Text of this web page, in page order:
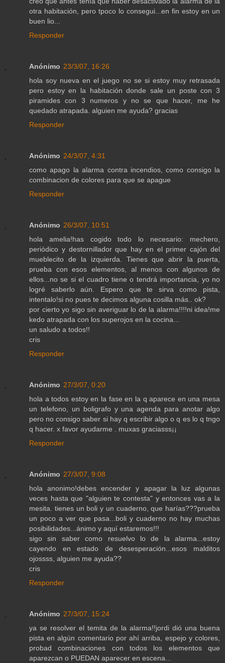
otra habitación, pero tpoco lo consegui...en fin estoy en un
buen lio...
Responder
Anónimo 23/3/07, 16:26
hola soy nueva en el juego no se si estoy muy retrasada
pero estoy en la habitación donde sale un poste con 3
piramides con 3 numeros y no se que hacer, me he
quedado atrapada. alguien me ayuda? gracias
Responder
Anónimo 24/3/07, 4:31
como apago la alarma contra incendios, como consigo la
combinacion de colores para que se apague
Responder
Anónimo 26/3/07, 10:51
hola amelia!has cogido todo lo necesario: mechero,
periódico y destornillador que hay en el primer cajón del
mueblecito de la izquierda. Tienes que abrir la puerta,
prueba con esos elementos, al menos con algunos de
ellos...no se si el cuadro tiene o tendrá importancia, yo no
logré saberlo aún. Espero que te sirva como pista,
intentalo!si no pues te decimos alguna cosilla más.. ok?
por cierto yo sigo sin averiguar lo de la alarma!!!!ni idea!me
kedo atrapada con los superojos en la cocina...
un saludo a todos!!
cris
Responder
Anónimo 27/3/07, 0:20
hola a todos estoy en la fase en la q aparece en una mesa
un telefono, un boligrafo y una agenda para anotar algo
pero no consigo saber si hay q escribir algo o q es lo q tngo
q hacer. x favor ayudarme . muxas graciasss¡¡
Responder
Anónimo 27/3/07, 9:08
hola anonimo!debes encender y apagar la luz algunas
veces hasta que "alguien te contesta" y entonces vas a la
mesita. tienes un boli y un cuaderno, que harías???prueba
un poco a ver que pasa...boli y cuaderno no hay muchas
posibilidades...ánimo y aquí estaremos!!!
sigo sin saber como resuelvo lo de la alarma...estoy
cayendo en estado de desesperación...esos malditos
ojossss, alguien me ayuda??
cris
Responder
Anónimo 27/3/07, 15:24
ya se resolver el temita de la alarma!!jordi dió una buena
pista en algún comentario por ahí arriba, espejo y colores,
probad combinaciones con todos los elementos que
aparezcan o PUEDAN aparecer en escena...